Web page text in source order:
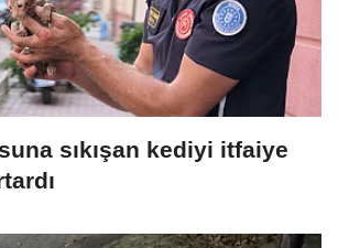
sıkışan kediyi itfaiye